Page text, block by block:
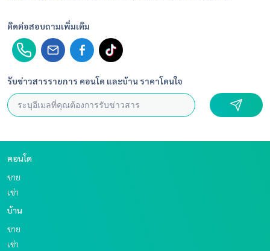
ติดต่อสอบถามเพิ่มเติม
รับข่าวสารรายการ คอนโด และบ้าน ราคาโดนใจ
คอนโด
ขาย
เช่า
บ้าน
ขาย
เช่า